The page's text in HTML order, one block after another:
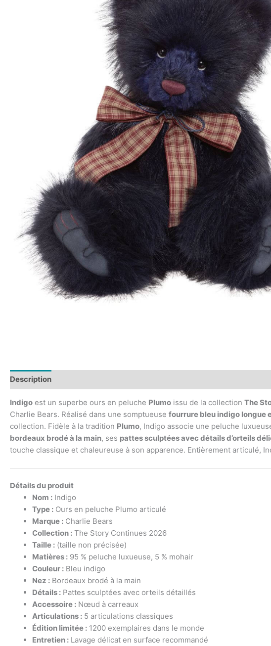
Description
Indigo est un superbe ours en peluche Plumo issu de la collection The
Charlie Bears. Réalisé dans une somptueuse fourrure bleu indigo longue
collection. Fidèle à la tradition Plumo, Indigo associe une peluche
bordeaux brodé à la main, ses pattes sculptées avec détails d’orteils
touche classique et chaleureuse à son apparence. Entièrement articulé,
Détails du produit
Nom : Indigo
Type : Ours en peluche Plumo articulé
Marque : Charlie Bears
Collection : The Story Continues 2026
Taille : (taille non précisée)
Matières : 95 % peluche luxueuse, 5 % mohair
Couleur : Bleu indigo
Nez : Bordeaux brodé à la main
Détails : Pattes sculptées avec orteils détaillés
Accessoire : Nœud à carreaux
Articulations : 5 articulations classiques
Édition limitée : 1200 exemplaires dans le monde
Entretien : Lavage délicat en surface recommandé